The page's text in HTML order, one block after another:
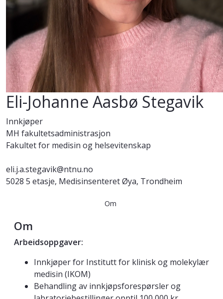
Eli-Johanne Aasbø Stegavik
Innkjøper
MH fakultetsadministrasjon
Fakultet for medisin og helsevitenskap
eli.j.a.stegavik@ntnu.no
5028 5 etasje, Medisinsenteret Øya, Trondheim
Om
Om
Arbeidsoppgaver:
Innkjøper for Institutt for klinisk og molekylær
medisin (IKOM)
Behandling av innkjøpsforespørsler og